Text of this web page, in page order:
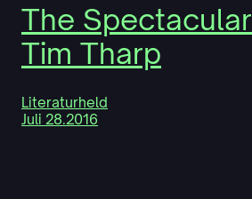
The
Tim Tharp
Literaturheld
Juli 28.2016